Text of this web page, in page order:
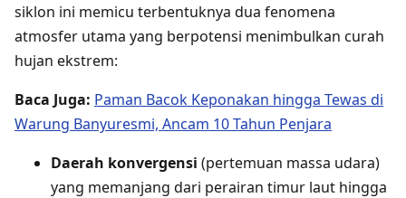
siklon ini memicu terbentuknya dua fenomena
atmosfer utama yang berpotensi menimbulkan curah
hujan ekstrem:
Baca Juga: Paman Bacok Keponakan hingga Tewas di
Warung Banyuresmi, Ancam 10 Tahun Penjara
Daerah konvergensi (pertemuan massa udara)
yang memanjang dari perairan timur laut hingga